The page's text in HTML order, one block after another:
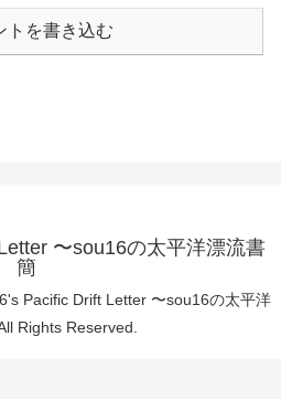
トを書き込む
〜sou16の太平洋漂流書
簡
Pacific Drift Letter 〜sou16の太平洋
Rights Reserved.